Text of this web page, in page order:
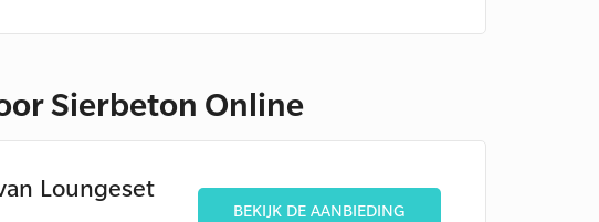
Sierbeton Online
Loungeset
BEKIJK DE AANBIEDING